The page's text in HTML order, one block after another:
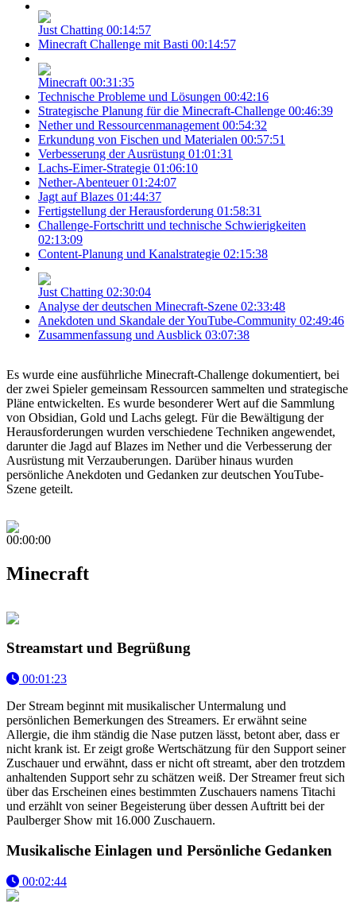
Just Chatting 00:14:57
Minecraft Challenge mit Basti 00:14:57
Minecraft 00:31:35
Technische Probleme und Lösungen 00:42:16
Strategische Planung für die Minecraft-Challenge 00:46:39
Nether und Ressourcenmanagement 00:54:32
Erkundung von Fischen und Materialen 00:57:51
Verbesserung der Ausrüstung 01:01:31
Lachs-Eimer-Strategie 01:06:10
Nether-Abenteuer 01:24:07
Jagt auf Blazes 01:44:37
Fertigstellung der Herausforderung 01:58:31
Challenge-Fortschritt und technische Schwierigkeiten
02:13:09
Content-Planung und Kanalstrategie 02:15:38
Just Chatting 02:30:04
Analyse der deutschen Minecraft-Szene 02:33:48
Anekdoten und Skandale der YouTube-Community 02:49:46
Zusammenfassung und Ausblick 03:07:38
Es wurde eine ausführliche Minecraft-Challenge dokumentiert, bei
der zwei Spieler gemeinsam Ressourcen sammelten und strategische
Pläne entwickelten. Es wurde besonderer Wert auf die Sammlung
von Obsidian, Gold und Lachs gelegt. Für die Bewältigung der
Herausforderungen wurden verschiedene Techniken angewendet,
darunter die Jagd auf Blazes im Nether und die Verbesserung der
Ausrüstung mit Verzauberungen. Darüber hinaus wurden
persönliche Anekdoten und Gedanken zur deutschen YouTube-
Szene geteilt.
00:00:00
Minecraft
Streamstart und Begrüßung
00:01:23
Der Stream beginnt mit musikalischer Untermalung und
persönlichen Bemerkungen des Streamers. Er erwähnt seine
Allergie, die ihm ständig die Nase putzen lässt, betont aber, dass er
nicht krank ist. Er zeigt große Wertschätzung für den Support seiner
Zuschauer und erwähnt, dass er nicht oft streamt, aber den trotzdem
anhaltenden Support sehr zu schätzen weiß. Der Streamer freut sich
über das Erscheinen eines bestimmten Zuschauers namens Titachi
und erzählt von seiner Begeisterung über dessen Auftritt bei der
Paulberger Show mit 16.000 Zuschauern.
Musikalische Einlagen und Persönliche Gedanken
00:02:44